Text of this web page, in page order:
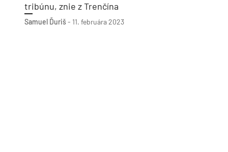
tribúnu, znie z Trenčína
Samuel Ďuriš- 11. februára 2023